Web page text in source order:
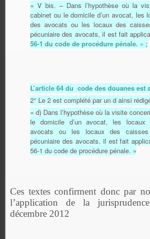
« V bis. – Dans l’hypothèse où la
cabinet ou le domicile d’un avocat, les
des avocats ou les locaux des
pécuniaire des avocats, il est fait
56-1 du code de procédure pénale. » ;
L’article 64 du code des douanes est
2° Le 2 est complété par un d ainsi
« d) Dans l’hypothèse où la visite
le domicile d’un avocat, les locaux
avocats ou les locaux des
pécuniaire des avocats, il est fait
56-1 du code de procédure pénale. »
Ces textes confirment donc par
l’application de la
décembre 2012